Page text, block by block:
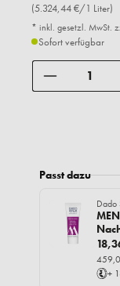
(5.324,44 €/1 Liter)
* inkl. gesetzl. MwSt.
Sofort verfügbar
Passt dazu
Dado
+